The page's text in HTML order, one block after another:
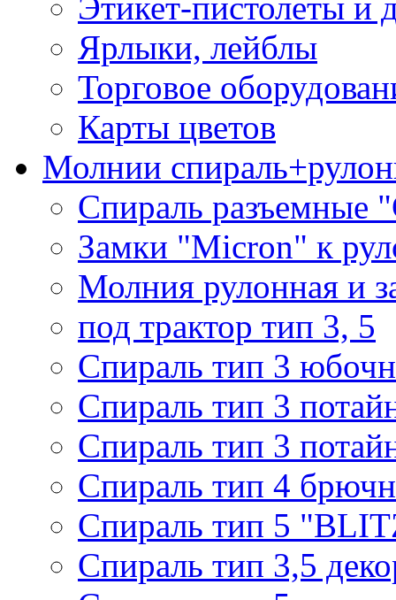
Ярлыки, лейблы
Торговое
Карты цветов
Молнии
Спираль разъемные
Замки "Micron" к
Молния рулонная и
под трактор тип 3, 5
Спираль тип 3
Спираль тип 3
Спираль тип 3
Спираль тип 4
Спираль тип 5
Спираль тип 3,5